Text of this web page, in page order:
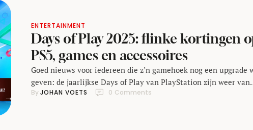
ENTERTAINMENT
Days of Play 2025: flinke kortingen
PS5, games en accessoires
Goed nieuws voor iedereen die z’n gamehoek nog een upgrade
geven: de jaarlijkse Days of Play van PlayStation zijn weer van
start gegaan. Van 28 mei tot en met 11 juni strooit Sony met
By JOHAN VOETS 0 Comments